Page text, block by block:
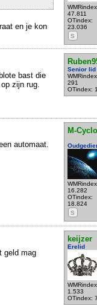
47.811
OTindex:
23.036
S
en je kon
Senior lid
291
OTindex:
bast die
zijn rug.
M-
16.282
OTindex:
18.824
S
automaat.
keijzer
Erelid
1.533
OTindex:
geld mag